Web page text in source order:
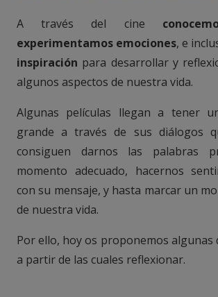
A través del cine
experimentamos emociones, e
inspiración para desarrollar y
algunos aspectos de nuestra vida.
Algunas películas llegan a tener
grande a través de sus diálogos
consiguen darnos las palabras
momento adecuado, hacernos
con su mensaje, y hasta marcar un
de nuestra vida.
Por ello, hoy os proponemos algunas
a partir de las cuales reflexionar.